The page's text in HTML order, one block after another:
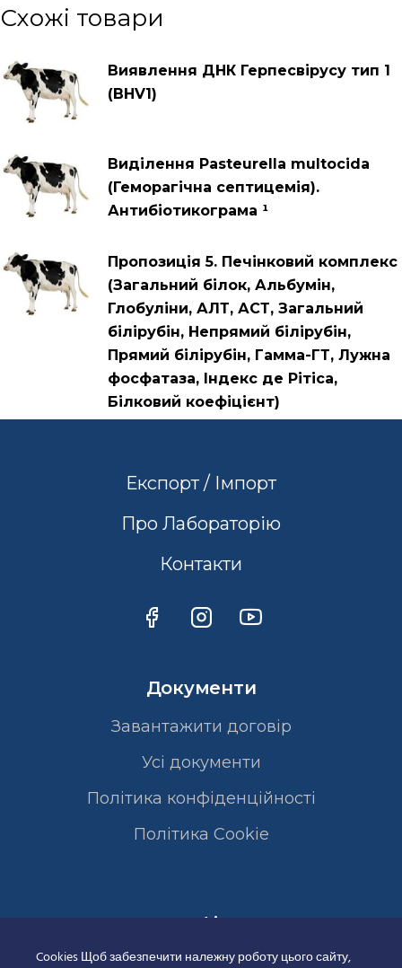
Схожі товари
Виявлення ДНК Герпесвірусу тип 1
(BHV1)
Виділення Pasteurella multocida
(Геморагічна септицемія).
Антибіотикограма ¹
Пропозиція 5. Печінковий комплекс
(Загальний білок, Альбумін,
Глобуліни, АЛТ, АСТ, Загальний
білірубін, Непрямий білірубін,
Прямий білірубін, Гамма-ГТ, Лужна
фосфатаза, Індекс де Рітіса,
Білковий коефіцієнт)
Експорт / Імпорт
Про Лабораторію
Контакти
Документи
Завантажити договір
Усі документи
Політика конфіденційності
Полiтика Cookie
Сертифікати
Cookies Щоб забезпечити належну роботу цього сайту,